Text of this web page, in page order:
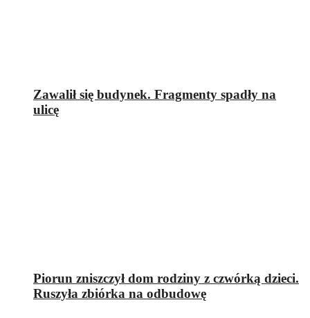
Zawalił się budynek. Fragmenty spadły na
ulicę
Piorun zniszczył dom rodziny z czwórką dzieci.
Ruszyła zbiórka na odbudowę